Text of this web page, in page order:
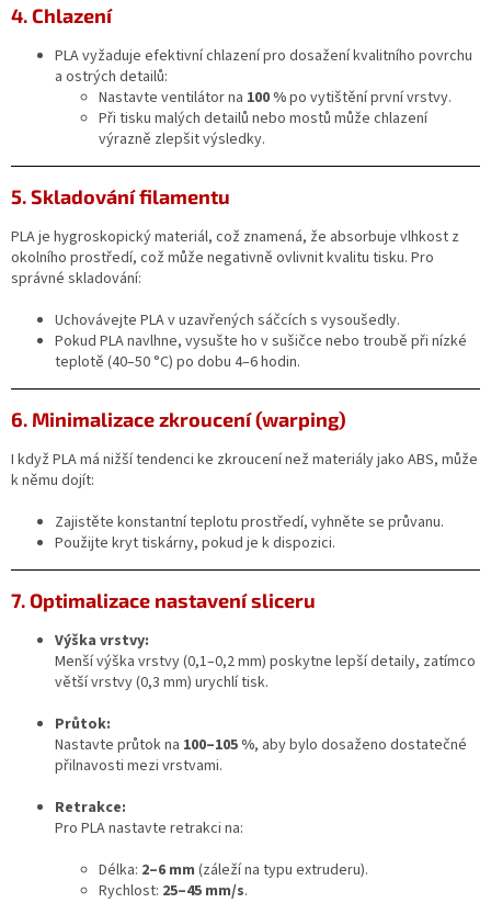
4. Chlazení
PLA vyžaduje efektivní chlazení pro dosažení kvalitního povrchu
a ostrých detailů:
Nastavte ventilátor na 100 %po vytištění první vrstvy.
Při tisku malých detailů nebo mostů může chlazení
výrazně zlepšit výsledky.
5. Skladování filamentu
PLA je hygroskopický materiál, což znamená, že absorbuje vlhkost z
okolního prostředí, což může negativně ovlivnit kvalitu tisku. Pro
správné skladování:
Uchovávejte PLA v uzavřených sáčcích s vysoušedly.
Pokud PLA navlhne, vysušte ho v sušičce nebo troubě při nízké
teplotě (40–50 °C) po dobu 4–6 hodin.
6. Minimalizace zkroucení (warping)
I když PLA má nižší tendenci ke zkroucení než materiály jako ABS, může
k němu dojít:
Zajistěte konstantní teplotu prostředí, vyhněte se průvanu.
Použijte kryt tiskárny, pokud je k dispozici.
7. Optimalizace nastavení sliceru
Výška vrstvy:
Menší výška vrstvy (0,1–0,2 mm) poskytne lepší detaily, zatímco
větší vrstvy (0,3 mm) urychlí tisk.
Průtok:
Nastavte průtok na 100–105 %, aby bylo dosaženo dostatečné
přilnavosti mezi vrstvami.
Retrakce:
Pro PLA nastavte retrakci na:
Délka: 2–6 mm (záleží na typu extruderu).
Rychlost: 25–45 mm/s.